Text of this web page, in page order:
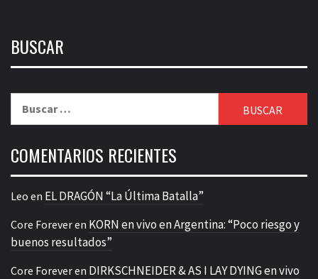
BUSCAR
COMENTARIOS RECIENTES
Leo en EL DRAGÓN “La Última Batalla”
Core Foreveren KORN en vivo en Argentina: “Poco riesgo y
buenos resultados”
Core Foreveren DIRKSCHNEIDER & AS I LAY DYING en vivo